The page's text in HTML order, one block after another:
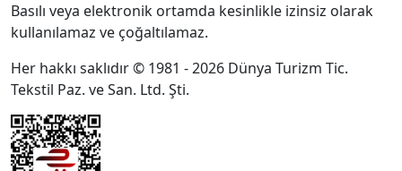
Basılı veya elektronik ortamda kesinlikle izinsiz olarak
kullanılamaz ve çoğaltılamaz.
Her hakkı saklıdır © 1981 - 2026 Dünya Turizm Tic.
Tekstil Paz. ve San. Ltd. Şti.